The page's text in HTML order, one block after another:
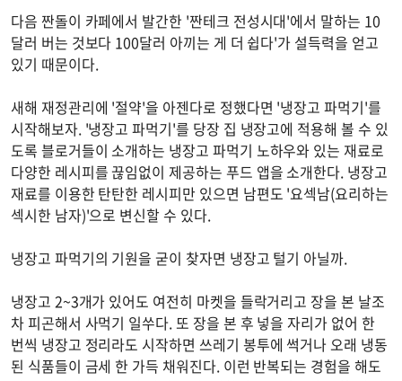
다음 짠돌이 카페에서 발간한 '짠테크 전성시대'에서 말하는 10
달러 버는 것보다 100달러 아끼는 게 더 쉽다'가 설득력을 얻고
있기 때문이다.
새해 재정관리에 '절약'을 아젠다로 정했다면 '냉장고 파먹기'를
시작해보자. '냉장고 파먹기'를 당장 집 냉장고에 적용해 볼 수 있
도록 블로거들이 소개하는 냉장고 파먹기 노하우와 있는 재료로
다양한 레시피를 끊임없이 제공하는 푸드 앱을 소개한다. 냉장고
재료를 이용한 탄탄한 레시피만 있으면 남편도 '요섹남(요리하는
섹시한 남자)'으로 변신할 수 있다.
냉장고 파먹기의 기원을 굳이 찾자면 냉장고 털기 아닐까.
냉장고 2~3개가 있어도 여전히 마켓을 들락거리고 장을 본 날조
차 피곤해서 사먹기 일쑤다. 또 장을 본 후 넣을 자리가 없어 한
번씩 냉장고 정리라도 시작하면 쓰레기 봉투에 썩거나 오래 냉동
된 식품들이 금세 한 가득 채워진다. 이런 반복되는 경험을 해도